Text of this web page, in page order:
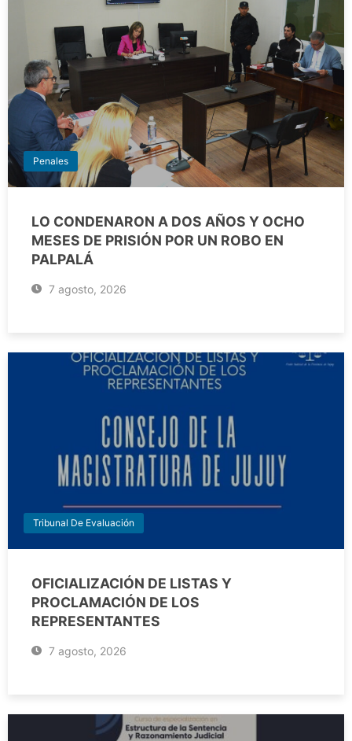
Penales
LO CONDENARON A DOS AÑOS Y OCHO
MESES DE PRISIÓN POR UN ROBO EN
PALPALÁ
7 agosto, 2026
Tribunal De Evaluación
OFICIALIZACIÓN DE LISTAS Y
PROCLAMACIÓN DE LOS
REPRESENTANTES
7 agosto, 2026